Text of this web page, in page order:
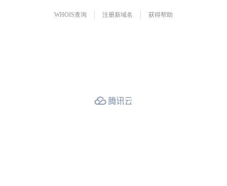
WHOIS查询 注册新域名 获得帮助